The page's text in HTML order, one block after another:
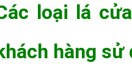
loại lá
hàng sử